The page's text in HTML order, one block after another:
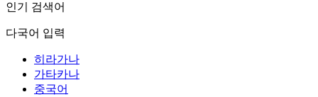
인기 검색어
다국어 입력
히라가나
가타카나
중국어